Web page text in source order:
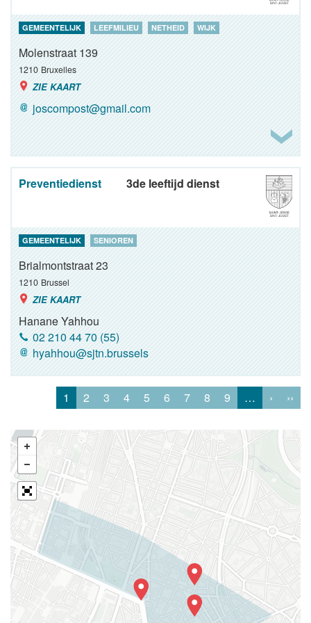
GEMEENTELIJK LEEFMILIEU NETHEID WIJK
Molenstraat 139
1210 Bruxelles
ZIE KAART
joscompost@gmail.com
Preventiedienst 3de leeftijd dienst
GEMEENTELIJK SENIOREN
Brialmontstraat 23
1210 Brussel
ZIE KAART
Hanane Yahhou
02 210 44 70 (55)
hyahhou@sjtn.brussels
1 2 3 4 5 6 7 8 9 … › ››